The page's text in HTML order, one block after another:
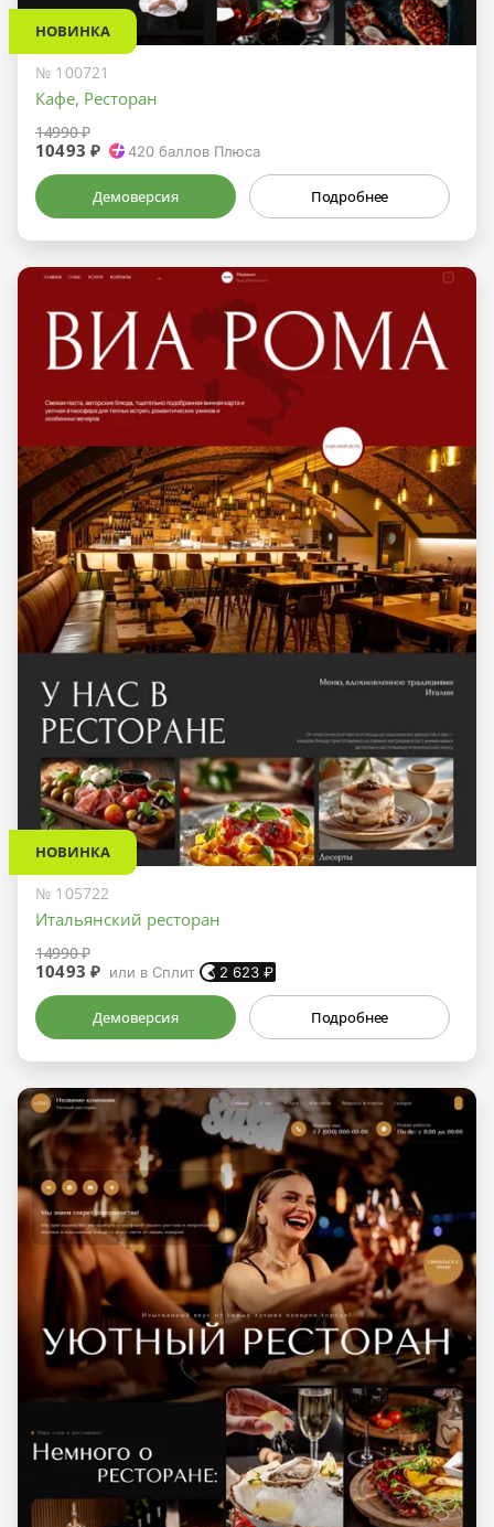
НОВИНКА
№ 100721
Кафе, Ресторан
14990 ₽
10493 ₽ 420 баллов Плюса
Демоверсия Подробнее
НОВИНКА
№ 105722
Итальянский ресторан
14990 ₽
10493 ₽ или в Сплит 2 623 ₽
Демоверсия Подробнее